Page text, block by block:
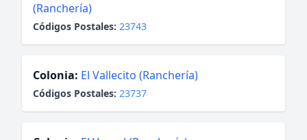
(Ranchería)
Códigos Postales: 23743
Colonia: El Vallecito (Ranchería)
Códigos Postales: 23737